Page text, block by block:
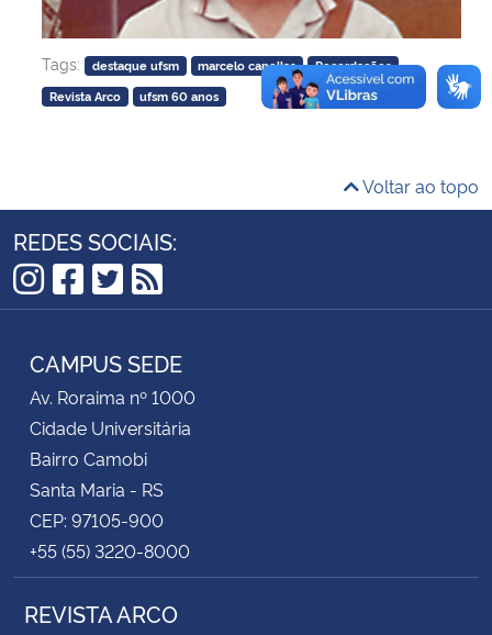
Ministério do Desenvolvimento Regional
Controladoria-Geral da União
Secretaria de Governo
Gabinete de Segurança Institucional
Advocacia-Geral da União
Banco Central do Brasil
Planalto
Tags: destaque ufsm marcelo canellas
Recordações
Revista Arco
ufsm 60 anos
Voltar ao topo
REDES SOCIAIS:
Instagram
Facebook
Twitter
RSS
CAMPUS SEDE
Av. Roraima nº 1000
Cidade Universitária
Bairro Camobi
Santa Maria - RS
CEP: 97105-900
+55 (55) 3220-8000
REVISTA ARCO